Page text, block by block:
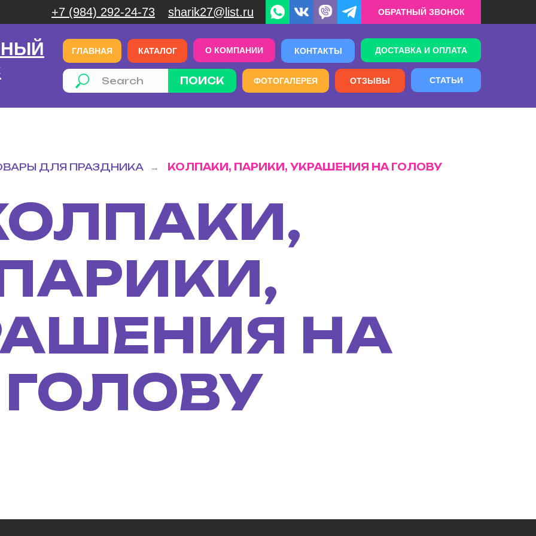
+7 (984) 292-24-73 sharik27@list.ru ОБРАТНЫЙ ЗВОНОК
ГЛАВНАЯ КАТАЛОГ О КОМПАНИИ КОНТАКТЫ ДОСТАВКА И ОПЛАТА
ОТЗЫВЫ СТАТЬИ
ФОТОГАЛЕРЕЯ
ПОИСК
ДЛЯ ПРАЗДНИКА → КОЛПАКИ, ПАРИКИ, УКРАШЕНИЯ НА ГОЛОВУ
НА
ГОЛОВУ